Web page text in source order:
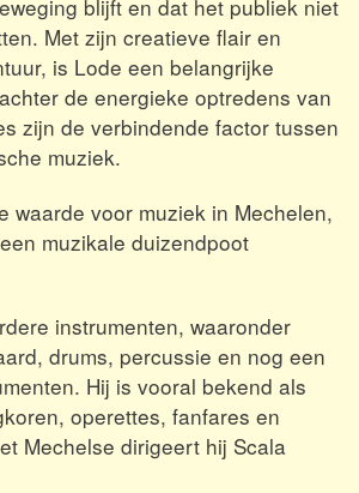
blijft en dat het publiek niet
Met zijn creatieve flair en
is Lode een belangrijke
de energieke optredens van
zijn de verbindende factor tussen
muziek.
waarde voor muziek in Mechelen,
muzikale duizendpoot
instrumenten, waaronder
drums, percussie en nog een
Hij is vooral bekend als
operettes, fanfares en
Mechelse dirigeert hij Scala